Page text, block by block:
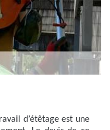
d’étêtage est une